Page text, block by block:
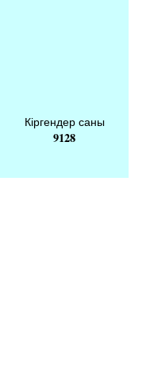
Кіргендер саны
9128